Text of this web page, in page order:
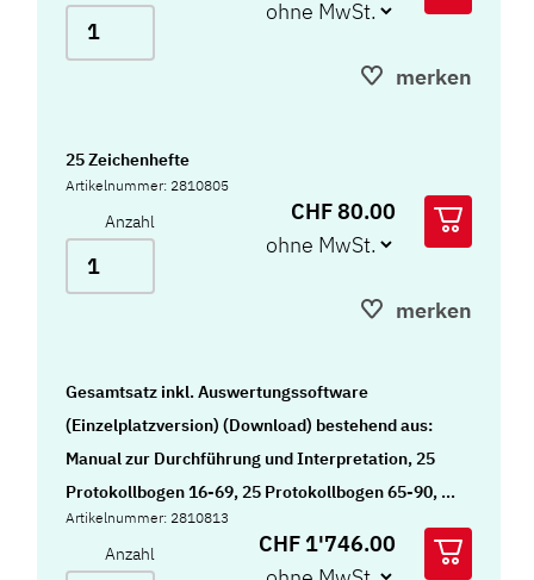
merken
25 Zeichenhefte
Artikelnummer: 2810805
Anzahl CHF 80.00
merken
Gesamtsatz inkl. Auswertungssoftware
(Einzelplatzversion) (Download) bestehend aus:
Manual zur Durchführung und Interpretation, 25
Protokollbogen 16-69, 25 Protokollbogen 65-90, 25
Zeichenhefte, Stimulus Buch I, Stimulus Buch II,
Wiedergaberaster, Musterkarten,
Artikelnummer: 2810813
Anzahl CHF 1'746.00